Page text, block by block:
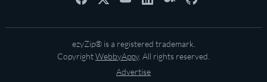
ezyZip® is a registered trademark.
CopyrightWebbyAppy. All rights reserved.
Advertise